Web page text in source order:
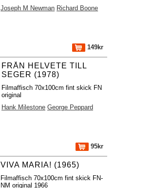
Joseph M Newman Richard Boone
149kr
FRÅN HELVETE TILL
SEGER (1978)
Filmaffisch 70x100cm fint skick FN
original
Hank Milestone George Peppard
95kr
VIVA MARIA! (1965)
Filmaffisch 70x100cm fint skick FN-
NM original 1966